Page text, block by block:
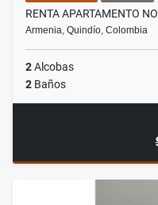
RENTA APARTAMENTO
Armenia, Quindío, Colombia
2Alcobas
2 Baños